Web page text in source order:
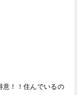
意！！住んでいるの